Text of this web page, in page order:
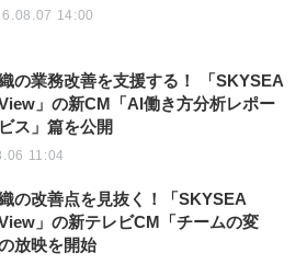
14:00
の業務改善を支援する！ 「SKYSEA
」の新CM「AI働き方分析レポー
ス」篇を公開
11:04
の改善点を見抜く！「SKYSEA
」の新テレビCM「チームの変
放映を開始